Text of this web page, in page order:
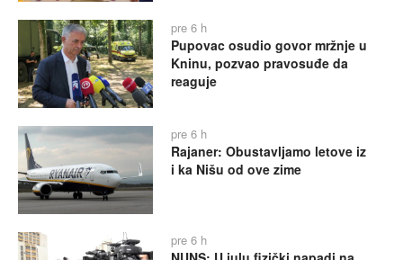
pre 6 h
Pupovac osudio govor mržnje u
Kninu, pozvao pravosuđe da
reaguje
pre 6 h
Rajaner: Obustavljamo letove iz
i ka Nišu od ove zime
pre 6 h